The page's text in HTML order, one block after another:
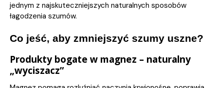
jednym z najskuteczniejszych naturalnych sposobów
łagodzenia szumów.
Co jeść, aby zmniejszyć szumy uszne?
Produkty bogate w magnez – naturalny
„wyciszacz”